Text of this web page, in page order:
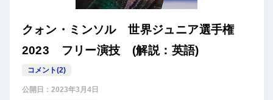
クォン・ミンソル 世界ジュニア選手権
2023 フリー演技 (解説：英語)
コメント(2)
公開日： 2023年3月4日